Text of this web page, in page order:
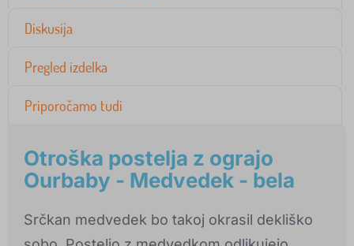
Diskusija
Pregled izdelka
Priporočamo tudi
Otroška postelja z ograjo
Ourbaby - Medvedek - bela
Srčkan medvedek bo takoj okrasil dekliško